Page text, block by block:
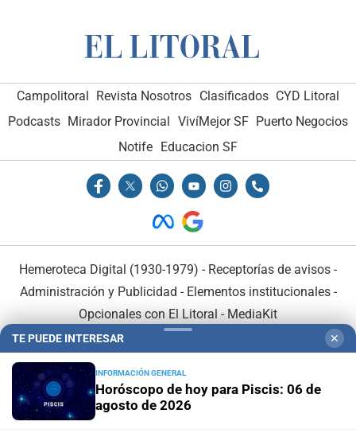
Campolitoral Revista Nosotros Clasificados CYD Litoral
Podcasts Mirador Provincial VivíMejor SF Puerto Negocios
Notife
Educacion SF
Hemeroteca Digital (1930-1979) - Receptorías de avisos -
Administración y Publicidad - Elementos institucionales-
Opcionales con El Litoral - MediaKit
TE PUEDE INTERESAR ✕
INFORMACIÓN GENERAL
Horóscopo de hoy para Piscis: 06 de
agosto de 2026